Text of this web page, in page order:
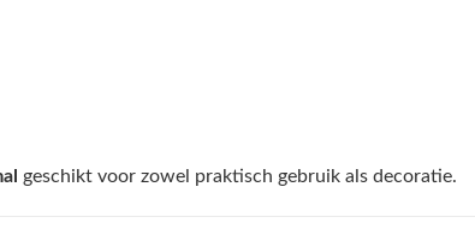
geschikt voor zowel praktisch gebruik als decoratie.